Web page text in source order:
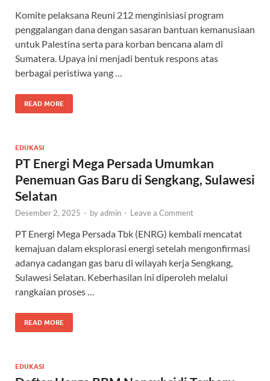
Komite pelaksana Reuni 212 menginisiasi program
penggalangan dana dengan sasaran bantuan kemanusiaan
untuk Palestina serta para korban bencana alam di
Sumatera. Upaya ini menjadi bentuk respons atas
berbagai peristiwa yang …
READ MORE
EDUKASI
PT Energi Mega Persada Umumkan
Penemuan Gas Baru di Sengkang, Sulawesi
Selatan
Desember 2, 2025 - byadmin - Leave a Comment
PT Energi Mega Persada Tbk (ENRG) kembali mencatat
kemajuan dalam eksplorasi energi setelah mengonfirmasi
adanya cadangan gas baru di wilayah kerja Sengkang,
Sulawesi Selatan. Keberhasilan ini diperoleh melalui
rangkaian proses …
READ MORE
EDUKASI